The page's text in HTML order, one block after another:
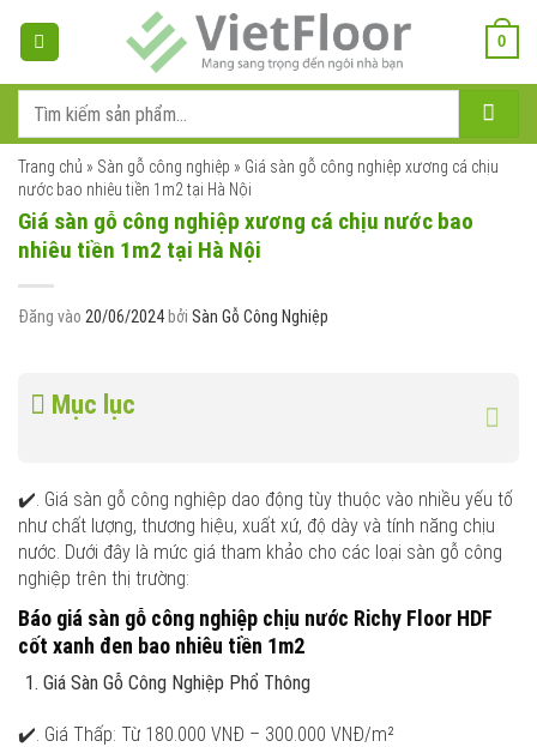
dung
0
kiếm:
Trang chủ » Sàn gỗ công nghiệp » Giá sàn gỗ công nghiệp xương cá chịu
nước bao nhiêu tiền 1m2 tại Hà Nội
Giá sàn gỗ công nghiệp xương cá chịu nước bao
nhiêu tiền 1m2 tại Hà Nội
Đăng vào 20/06/2024 bởi Sàn Gỗ Công Nghiệp
Mục lục
✔️. Giá sàn gỗ công nghiệp dao động tùy thuộc vào nhiều yếu tố
như chất lượng, thương hiệu, xuất xứ, độ dày và tính năng chịu
nước. Dưới đây là mức giá tham khảo cho các loại sàn gỗ công
nghiệp trên thị trường:
Báo giá sàn gỗ công nghiệp chịu nước Richy Floor HDF
cốt xanh đen bao nhiêu tiền 1m2
Giá Sàn Gỗ Công Nghiệp Phổ Thông
✔️. Giá Thấp: Từ 180.000 VNĐ – 300.000 VNĐ/m²